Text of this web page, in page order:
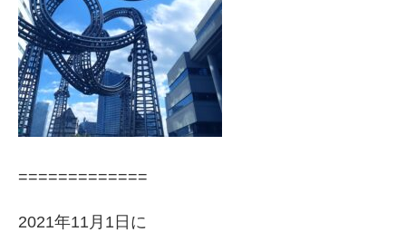
=============
2021年11月1日に